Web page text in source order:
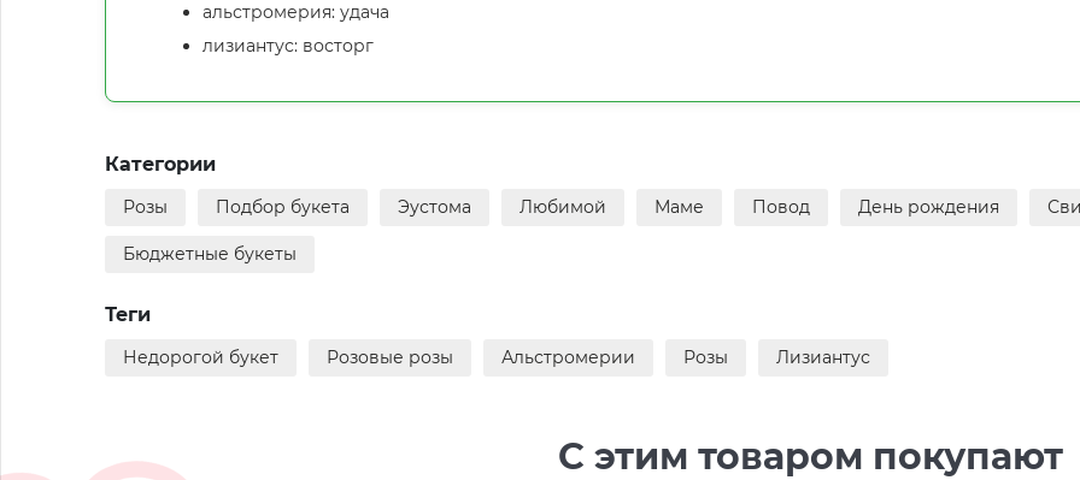
альстромерия: удача
лизиантус: восторг
Категории
Розы Подбор букета Эустома Любимой Маме Повод День рождения
Бюджетные букеты
Теги
Недорогой букет Розовые розы Альстромерии Розы Лизиантус
С этим товаром покупают